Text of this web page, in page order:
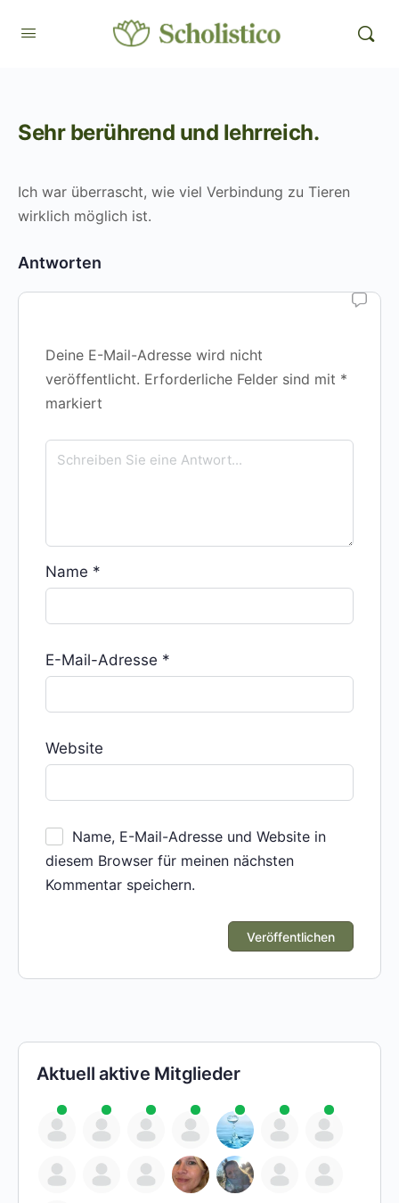
Sehr berührend und lehrreich.
Ich war überrascht, wie viel Verbindung zu Tieren
wirklich möglich ist.
Antworten
Deine E-Mail-Adresse wird nicht
veröffentlicht. Erforderliche Felder sind mit *
markiert
Name *
E-Mail-Adresse *
Website
Name, E-Mail-Adresse und Website in
diesem Browser für meinen nächsten
Kommentar speichern.
Aktuell aktive Mitglieder